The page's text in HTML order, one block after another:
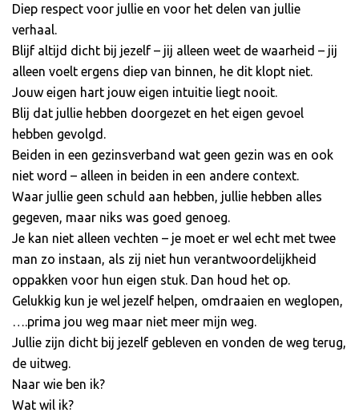
Diep respect voor jullie en voor het delen van jullie
verhaal.
Blijf altijd dicht bij jezelf – jij alleen weet de waarheid – jij
alleen voelt ergens diep van binnen, he dit klopt niet.
Jouw eigen hart jouw eigen intuitie liegt nooit.
Blij dat jullie hebben doorgezet en het eigen gevoel
hebben gevolgd.
Beiden in een gezinsverband wat geen gezin was en ook
niet word – alleen in beiden in een andere context.
Waar jullie geen schuld aan hebben, jullie hebben alles
gegeven, maar niks was goed genoeg.
Je kan niet alleen vechten – je moet er wel echt met twee
man zo instaan, als zij niet hun verantwoordelijkheid
oppakken voor hun eigen stuk. Dan houd het op.
Gelukkig kun je wel jezelf helpen, omdraaien en weglopen,
….prima jou weg maar niet meer mijn weg.
Jullie zijn dicht bij jezelf gebleven en vonden de weg terug,
de uitweg.
Naar wie ben ik?
Wat wil ik?